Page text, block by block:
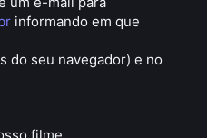
informando em que
do seu navegador) e no